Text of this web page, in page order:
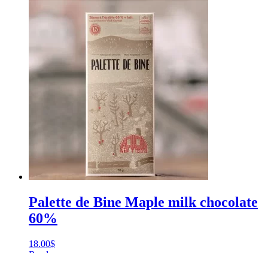
Palette de Bine Maple milk chocolate
60%
18.00$